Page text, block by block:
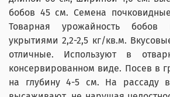
бобов 45 см. Семена
Товарная урожайность бобов
укрытиями 2,2-2,5 кг/кв.м.
отличные. Используют в
консервированном виде. Посев в
на глубину 4-5 см. На рассаду